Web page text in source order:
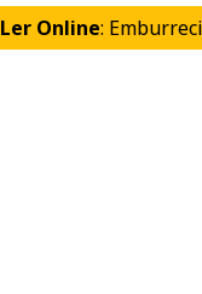
Ler Online: